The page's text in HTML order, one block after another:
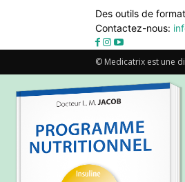
Des outils de
Contactez-nous:
© Medicatrix est une